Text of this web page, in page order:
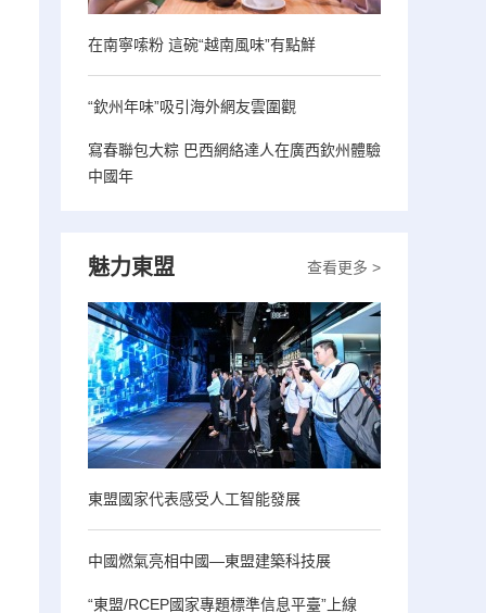
在南寧嗦粉 這碗“越南風味”有點鮮
“欽州年味”吸引海外網友雲圍觀
寫春聯包大粽 巴西網絡達人在廣西欽州體驗
中國年
查看更多 >
魅力東盟
東盟國家代表感受人工智能發展
中國燃氣亮相中國—東盟建築科技展
“東盟/RCEP國家專題標準信息平臺”上線